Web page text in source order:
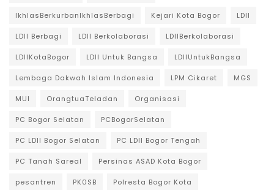
IkhlasBerkurbanIkhlasBerbagi Kejari Kota Bogor LDII
LDII Berbagi LDII Berkolaborasi LDIIBerkolaborasi
LDIIKotaBogor LDII Untuk Bangsa LDIIUntukBangsa
Lembaga Dakwah Islam Indonesia LPM Cikaret MGS
MUI OrangtuaTeladan Organisasi
PC Bogor Selatan PCBogorSelatan
PC LDII Bogor Selatan PC LDII Bogor Tengah
PC Tanah Sareal Persinas ASAD Kota Bogor
pesantren PK0SB Polresta Bogor Kota